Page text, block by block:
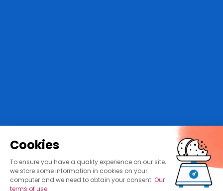
Cookies
To ensure you have a quality experience on our site,
we store some information in cookies on your
computer and we need to obtain your consent. Our
terms of use.